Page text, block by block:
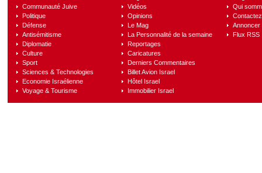
Communauté Juive
Politique
Défense
Antisémitisme
Diplomatie
Culture
Sport
Sciences & Technologies
Economie Israélienne
Voyage & Tourisme
Vidéos
Opinions
Le Mag
La Personnalité de la semaine
Reportages
Caricatures
Derniers Commentaires
Billet Avion Israel
Hôtel Israel
Immobilier Israel
Qui
Annoncer
Flux RSS